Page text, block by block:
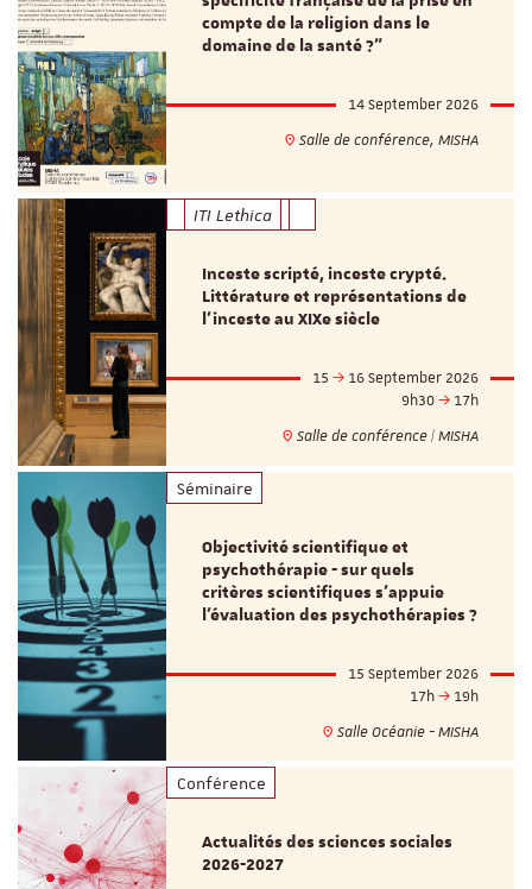
compte de la religion dans le
domaine de la santé ?"
14 September 2026
Salle de conférence, MISHA
ITI Lethica
Inceste scripté, inceste crypté.
Littérature et représentations de
l’inceste au XIXe siècle
15
16 September 2026
9h30
17h
Salle de conférence | MISHA
Séminaire
Objectivité scientifique et
psychothérapie - sur quels
critères scientifiques s'appuie
l'évaluation des psychothérapies ?
15 September 2026
17h
19h
Salle Océanie - MISHA
Conférence
Actualités des sciences sociales
2026-2027